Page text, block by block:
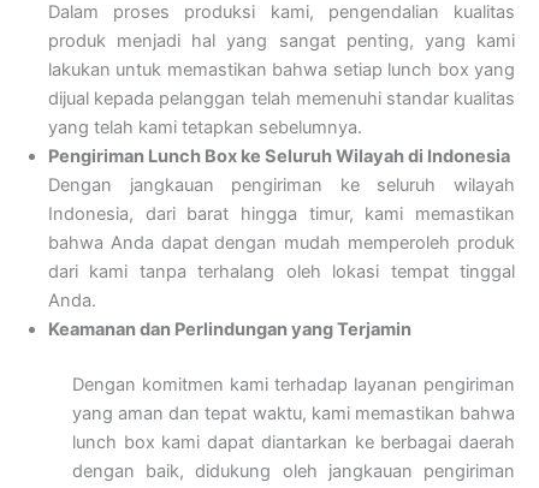
Dalam proses produksi kami, pengendalian kualitas
produk menjadi hal yang sangat penting, yang kami
lakukan untuk memastikan bahwa setiap lunch box yang
dijual kepada pelanggan telah memenuhi standar kualitas
yang telah kami tetapkan sebelumnya.
Pengiriman Lunch Box ke Seluruh Wilayah di Indonesia
Dengan jangkauan pengiriman ke seluruh wilayah
Indonesia, dari barat hingga timur, kami memastikan
bahwa Anda dapat dengan mudah memperoleh produk
dari kami tanpa terhalang oleh lokasi tempat tinggal
Anda.
Keamanan dan Perlindungan yang Terjamin
Dengan komitmen kami terhadap layanan pengiriman
yang aman dan tepat waktu, kami memastikan bahwa
lunch box kami dapat diantarkan ke berbagai daerah
dengan baik, didukung oleh jangkauan pengiriman